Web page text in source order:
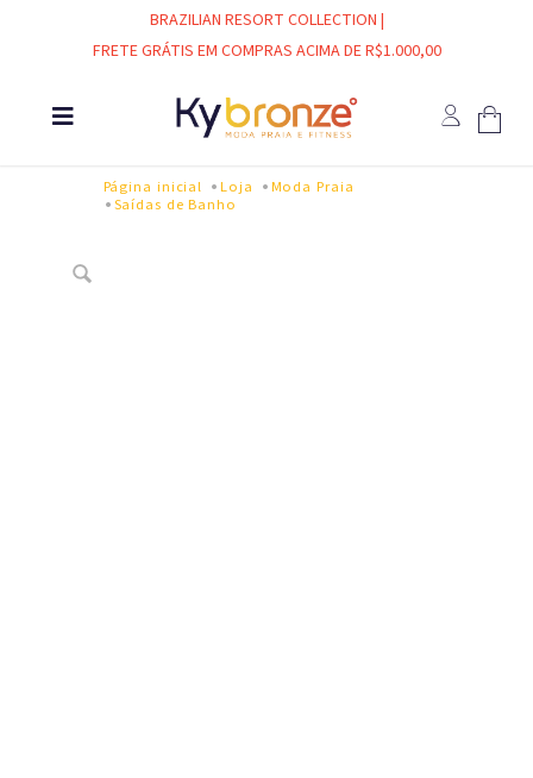
BRAZILIAN RESORT COLLECTION |
FRETE GRÁTIS EM COMPRAS ACIMA DE R$1.000,00
Página inicial Loja
Moda Praia
Saídas de Banho